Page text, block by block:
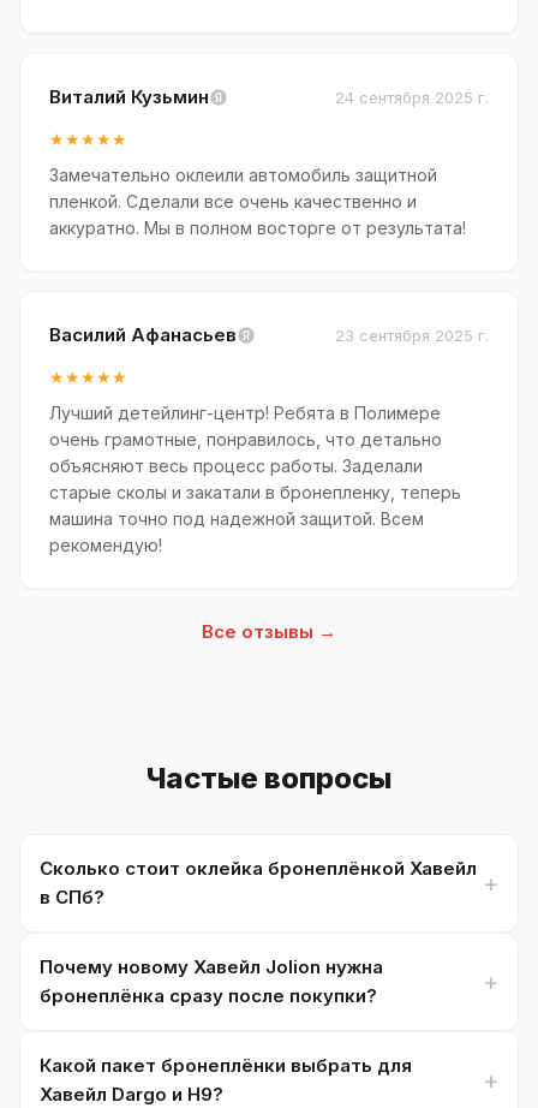
Виталий Кузьмин 24 сентября 2025 г.
★★★★★
Замечательно оклеили автомобиль защитной
пленкой. Сделали все очень качественно и
аккуратно. Мы в полном восторге от результата!
Василий Афанасьев 23 сентября 2025 г.
★★★★★
Лучший детейлинг-центр! Ребята в Полимере
очень грамотные, понравилось, что детально
объясняют весь процесс работы. Заделали
старые сколы и закатали в бронепленку, теперь
машина точно под надежной защитой. Всем
рекомендую!
Все отзывы →
Частые вопросы
Сколько стоит оклейка бронеплёнкой Хавейл
в СПб?
Почему новому Хавейл Jolion нужна
бронеплёнка сразу после покупки?
Какой пакет бронеплёнки выбрать для
Хавейл Dargo и H9?